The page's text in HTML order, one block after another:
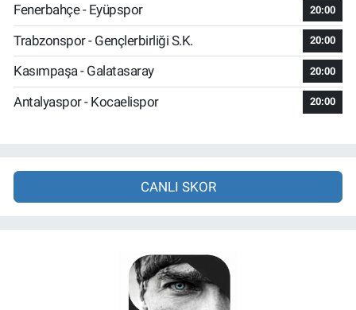
Fenerbahçe - Eyüpspor 20:00
Trabzonspor - Gençlerbirliği S.K. 20:00
Kasımpaşa - Galatasaray 20:00
Antalyaspor - Kocaelispor 20:00
CANLI SKOR